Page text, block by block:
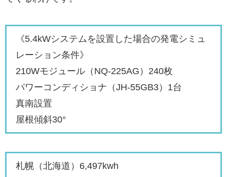
《5.4kWシステムを設置した場合の発電シミュ
レーション条件》
210Wモジュール（NQ-225AG）240枚
パワーコンディショナ（JH-55GB3）1台
真南設置
屋根傾斜30°
札幌（北海道）6,497kwh